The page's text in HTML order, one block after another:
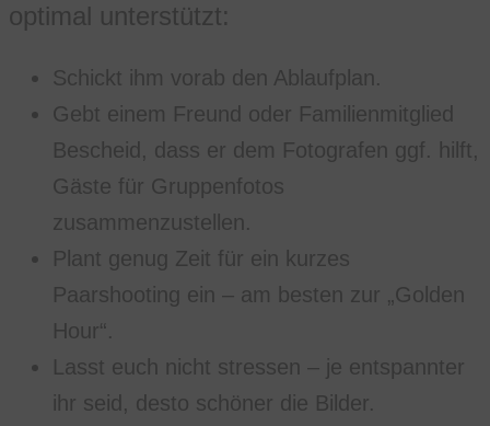
optimal unterstützt:
Schickt ihm vorab den Ablaufplan.
Gebt einem Freund oder Familienmitglied
Bescheid, dass er dem Fotografen ggf. hilft,
Gäste für Gruppenfotos
zusammenzustellen.
Plant genug Zeit für ein kurzes
Paarshooting ein – am besten zur „Golden
Hour“.
Lasst euch nicht stressen – je entspannter
ihr seid, desto schöner die Bilder.